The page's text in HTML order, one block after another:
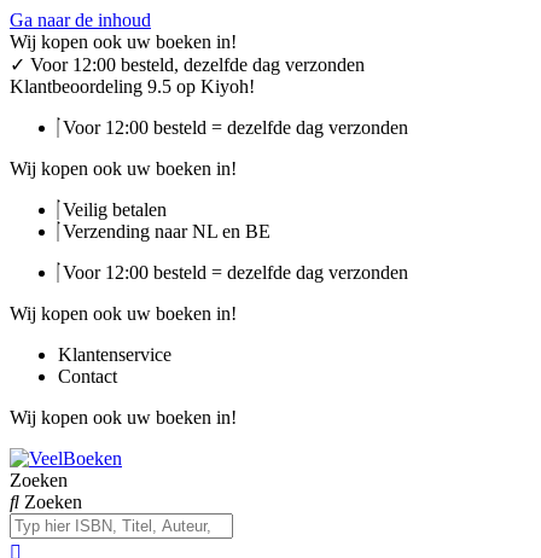
Ga naar de inhoud
Wij kopen ook uw boeken in!
✓ Voor 12:00 besteld, dezelfde dag verzonden
Klantbeoordeling 9.5 op Kiyoh!
Voor 12:00 besteld = dezelfde dag verzonden
Wij kopen ook uw boeken in!
Veilig betalen
Verzending naar NL en BE
Voor 12:00 besteld = dezelfde dag verzonden
Wij kopen ook uw boeken in!
Klantenservice
Contact
Wij kopen ook uw boeken in!
Zoeken
Zoeken